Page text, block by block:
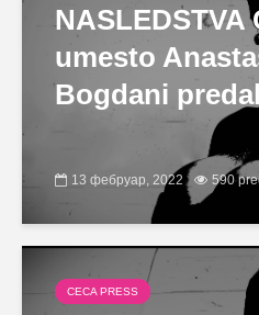
NASLEDSTVA
umesto
Bogdani
13 фебруар, 2022 590
CECA PRESS